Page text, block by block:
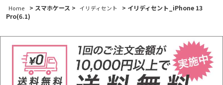
Home > スマホケース > イリディセント
> イリディセント_iPhone 13
Pro(6.1)